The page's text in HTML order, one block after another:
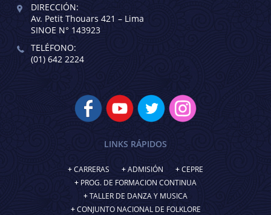
DIRECCIÓN:
Av. Petit Thouars 421 – Lima
SINOE N° 143923
TELÉFONO:
(01) 642 2224
LINKS RÁPIDOS
CARRERAS ADMISIÓN
CEPRE
PROG. DE FORMACION CONTINUA
TALLER DE DANZA Y MUSICA
CONJUNTO NACIONAL DE FOLKLORE